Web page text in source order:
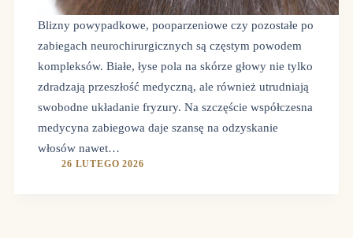
Blizny powypadkowe, pooparzeniowe czy pozostałe po
zabiegach neurochirurgicznych są częstym powodem
kompleksów. Białe, łyse pola na skórze głowy nie tylko
zdradzają przeszłość medyczną, ale również utrudniają
swobodne układanie fryzury. Na szczęście współczesna
medycyna zabiegowa daje szansę na odzyskanie
włosów nawet…
26 LUTEGO 2026